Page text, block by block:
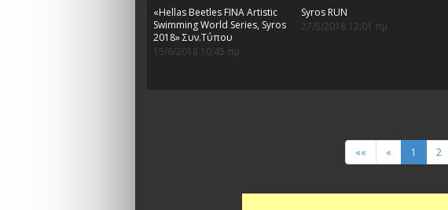
«Hellas Beetles FINA Artistic
Swimming World Series, Syros
2018» Συν.Τύπου
15/6/2018 10:45 πμ
Syros RUN
27/5/2018 12:01 πμ
«« « 1 2